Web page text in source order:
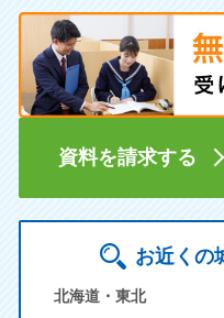
資料を請求する
お近くの
北海道・東北